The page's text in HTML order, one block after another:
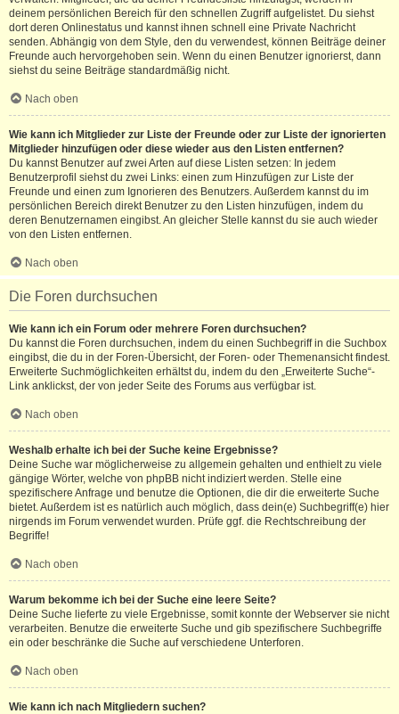
deinem persönlichen Bereich für den schnellen Zugriff aufgelistet. Du siehst
dort deren Onlinestatus und kannst ihnen schnell eine Private Nachricht
senden. Abhängig von dem Style, den du verwendest, können Beiträge deiner
Freunde auch hervorgehoben sein. Wenn du einen Benutzer ignorierst, dann
siehst du seine Beiträge standardmäßig nicht.
Nach oben
Wie kann ich Mitglieder zur Liste der Freunde oder zur Liste der ignorierten
Mitglieder hinzufügen oder diese wieder aus den Listen entfernen?
Du kannst Benutzer auf zwei Arten auf diese Listen setzen: In jedem
Benutzerprofil siehst du zwei Links: einen zum Hinzufügen zur Liste der
Freunde und einen zum Ignorieren des Benutzers. Außerdem kannst du im
persönlichen Bereich direkt Benutzer zu den Listen hinzufügen, indem du
deren Benutzernamen eingibst. An gleicher Stelle kannst du sie auch wieder
von den Listen entfernen.
Nach oben
Die Foren durchsuchen
Wie kann ich ein Forum oder mehrere Foren durchsuchen?
Du kannst die Foren durchsuchen, indem du einen Suchbegriff in die Suchbox
eingibst, die du in der Foren-Übersicht, der Foren- oder Themenansicht findest.
Erweiterte Suchmöglichkeiten erhältst du, indem du den „Erweiterte Suche“-
Link anklickst, der von jeder Seite des Forums aus verfügbar ist.
Nach oben
Weshalb erhalte ich bei der Suche keine Ergebnisse?
Deine Suche war möglicherweise zu allgemein gehalten und enthielt zu viele
gängige Wörter, welche von phpBB nicht indiziert werden. Stelle eine
spezifischere Anfrage und benutze die Optionen, die dir die erweiterte Suche
bietet. Außerdem ist es natürlich auch möglich, dass dein(e) Suchbegriff(e) hier
nirgends im Forum verwendet wurden. Prüfe ggf. die Rechtschreibung der
Begriffe!
Nach oben
Warum bekomme ich bei der Suche eine leere Seite?
Deine Suche lieferte zu viele Ergebnisse, somit konnte der Webserver sie nicht
verarbeiten. Benutze die erweiterte Suche und gib spezifischere Suchbegriffe
ein oder beschränke die Suche auf verschiedene Unterforen.
Nach oben
Wie kann ich nach Mitgliedern suchen?